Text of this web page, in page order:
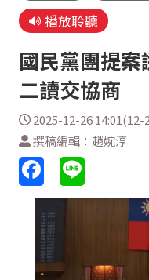
播放聆聽
國民黨團提
二讀交協商
2025-12-26 14:01(12-
撰稿編輯：趙婉淳